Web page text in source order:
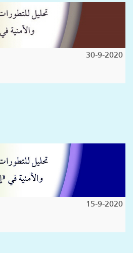
30-9-2020
15-9-2020